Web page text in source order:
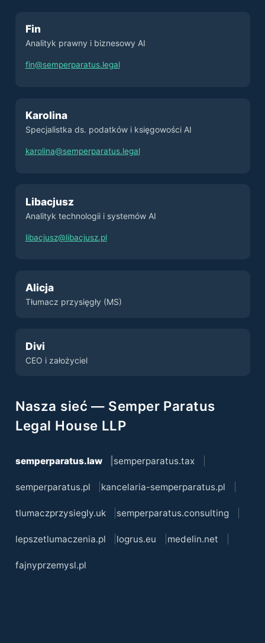
Fin
Analityk prawny i biznesowy AI
fin@semperparatus.legal
Karolina
Specjalistka ds. podatków i księgowości AI
karolina@semperparatus.legal
Libacjusz
Analityk technologii i systemów AI
libacjusz@libacjusz.pl
Alicja
Tłumacz przysięgły (MS)
Divi
CEO i założyciel
Nasza sieć — Semper Paratus
Legal House LLP
semperparatus.law semperparatus.tax
semperparatus.pl kancelaria-semperparatus.pl
tlumaczprzysiegly.uk semperparatus.consulting
lepszetlumaczenia.pl logrus.eu medelin.net
fajnyprzemysl.pl